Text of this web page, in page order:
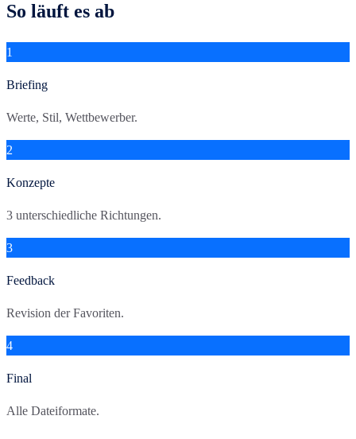
So läuft es ab
1
Briefing
Werte, Stil, Wettbewerber.
2
Konzepte
3 unterschiedliche Richtungen.
3
Feedback
Revision der Favoriten.
4
Final
Alle Dateiformate.